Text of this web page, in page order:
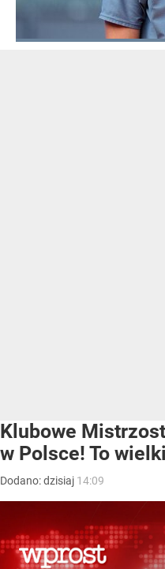
Klubowe
w Polsce! To
Dodano:dzisiaj 14:09